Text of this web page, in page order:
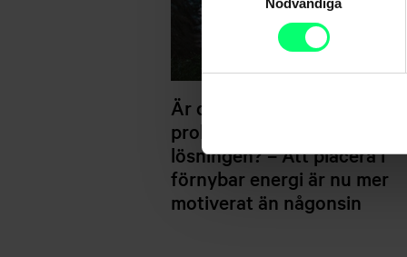
Är dina placeringar en del av
problemet eller en del av
lösningen? – Att placera i
förnybar energi är nu mer
motiverat än någonsin